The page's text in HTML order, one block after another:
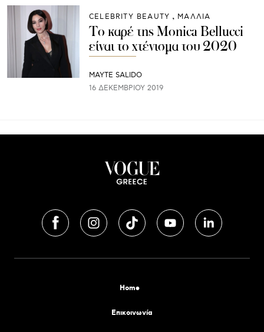
CELEBRITY BEAUTY ΜΑΛΛΙΑ
Το καρέ της Monica Bellucci
είναι το χτένισμα του 2020
MAYTE SALIDO
16 ΔΕΚΕΜΒΡΊΟΥ 2019
Home
Επικοινωνία